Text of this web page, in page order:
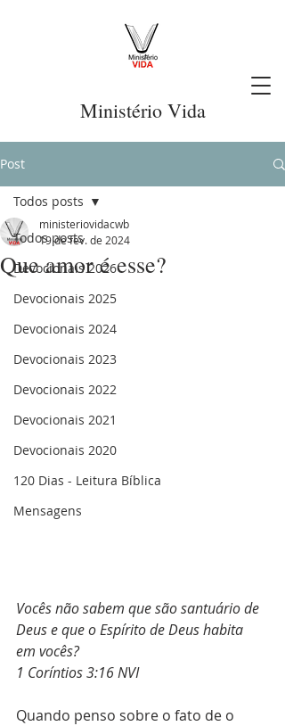
Ministério Vida
Post
Todos posts
Devocionais 2026
Devocionais 2025
Devocionais 2024
Devocionais 2023
Devocionais 2022
Devocionais 2021
Devocionais 2020
120 Dias - Leitura Bíblica
Mensagens
Todos posts
Que amor é esse?
ministeriovidacwb
19 de fev. de 2024
Vocês não sabem que são santuário de
Deus e que o Espírito de Deus habita
em vocês?
‭‭1 Coríntios‬ ‭3:16‬ ‭NVI‬‬
Quando penso sobre o fato de o